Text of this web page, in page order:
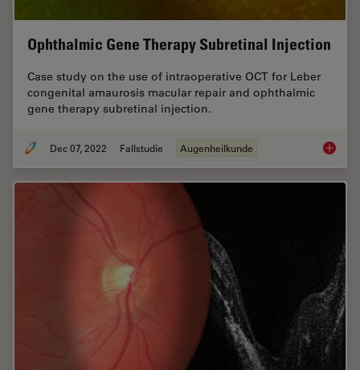
Ophthalmic Gene Therapy Subretinal Injection
Case study on the use of intraoperative OCT for Leber
congenital amaurosis macular repair and ophthalmic
gene therapy subretinal injection.
Dec 07, 2022 Fallstudie Augenheilkunde